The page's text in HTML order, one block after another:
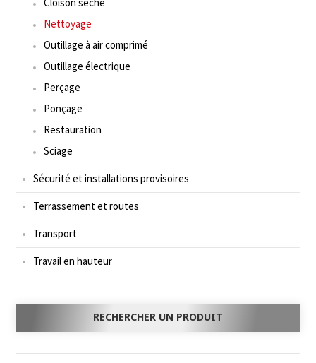
Nettoyage
Outillage à air comprimé
Outillage électrique
Perçage
Ponçage
Restauration
Sciage
Sécurité et installations provisoires
Terrassement et routes
Transport
Travail en hauteur
RECHERCHER UN PRODUIT